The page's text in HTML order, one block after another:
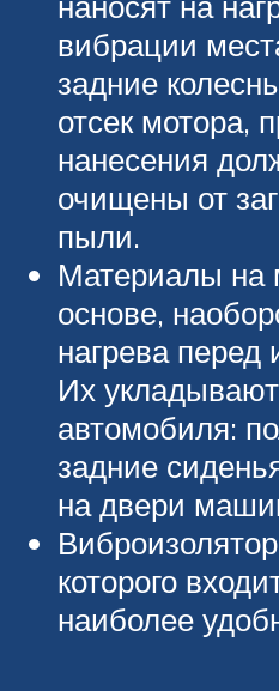
вибрации
задние
отсек мотора,
нанесения
очищены от
пыли.
Материалы на
основе,
нагрева перед
Их
автомобиля:
задние
на двери
которого
наиболее